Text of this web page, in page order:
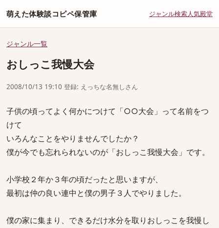
萌えた体験談コピペ保管庫 ジャンル検索人気殿堂
ジャンル一覧
おしっこ我慢大会
2008/10/13 19:10 登録: えっちな名無しさん
子供の頃ってよく何かにつけて「○○大会」って名前をつ
けて
いろんなことをやりませんでしたか？
僕が今でも忘れられないのが「おしっこ我慢大会」です。
小学校２年か３年の頃だったと思いますが、
最初は仲の良い連中と僕の男子３人でやりました。
僕の家に集まり、できるだけ水分を取りおしっこを我慢し